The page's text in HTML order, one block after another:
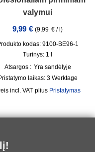
valymui
9,99 € (9,99 € / )
kodas: 9100-BE96-1
Turinys: 1 l
Atsargos : Yra sandėlyje
laikas: 3 Werktage
incl. VAT plius Pristatymas